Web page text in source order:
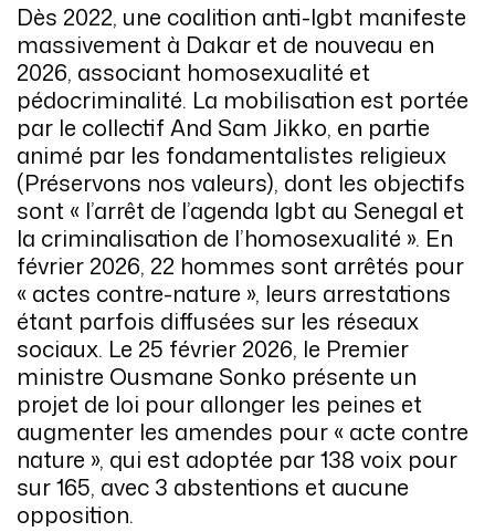
Dès 2022, une coalition anti-lgbt manifeste
massivement à Dakar et de nouveau en
2026, associant homosexualité et
pédocriminalité. La mobilisation est portée
par le collectif And Sam Jikko, en partie
animé par les fondamentalistes religieux
(Préservons nos valeurs), dont les objectifs
sont « l’arrêt de l’agenda lgbt au Senegal et
la criminalisation de l’homosexualité ». En
février 2026, 22 hommes sont arrêtés pour
« actes contre-nature », leurs arrestations
étant parfois diffusées sur les réseaux
sociaux. Le 25 février 2026, le Premier
ministre Ousmane Sonko présente un
projet de loi pour allonger les peines et
augmenter les amendes pour « acte contre
nature », qui est adoptée par 138 voix pour
sur 165, avec 3 abstentions et aucune
opposition.